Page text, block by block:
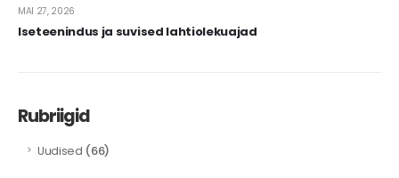
Iseteenindus ja suvised lahtiolekuajad
MAI 27, 2026
Rubriigid
Uudised (66)